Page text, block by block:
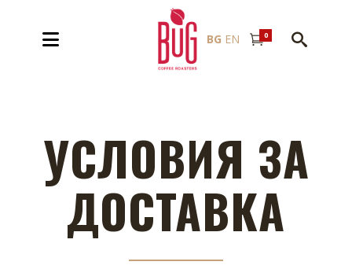
BG EN 0
УСЛОВИЯ ЗА
ДОСТАВКА